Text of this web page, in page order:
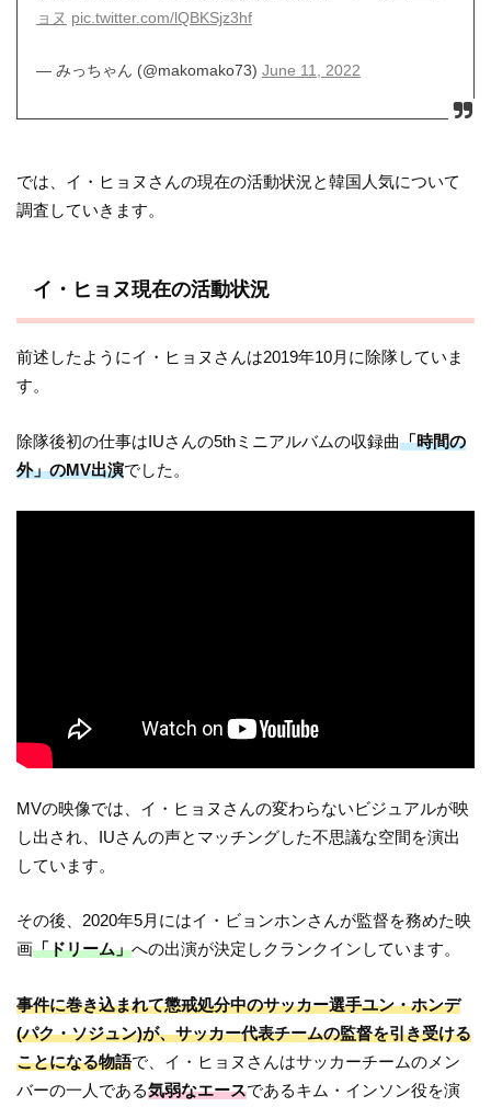
ョヌ pic.twitter.com/lQBKSjz3hf
— みっちゃん (@makomako73) June 11, 2022
では、イ・ヒョヌさんの現在の活動状況と韓国人気について
調査していきます。
イ・ヒョヌ現在の活動状況
前述したようにイ・ヒョヌさんは2019年10月に除隊していま
す。
除隊後初の仕事はIUさんの5thミニアルバムの収録曲「時間の
外」のMV出演でした。
MVの映像では、イ・ヒョヌさんの変わらないビジュアルが映
し出され、IUさんの声とマッチングした不思議な空間を演出
しています。
その後、2020年5月にはイ・ビョンホンさんが監督を務めた映
画「ドリーム」への出演が決定しクランクインしています。
事件に巻き込まれて懲戒処分中のサッカー選手ユン・ホンデ
(パク・ソジュン)が、サッカー代表チームの監督を引き受ける
ことになる物語で、イ・ヒョヌさんはサッカーチームのメン
バーの一人である気弱なエースであるキム・インソン役を演